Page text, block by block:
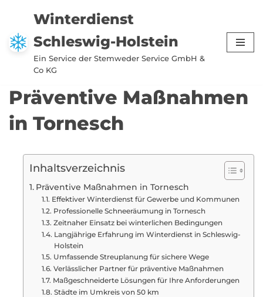
Zum
Inhalt
springen
Winterdienst
Schleswig-Holstein
Ein Service der Stemweder Service GmbH &
Co KG
Präventive Maßnahmen
in Tornesch
Inhaltsverzeichnis
Präventive Maßnahmen in Tornesch
Effektiver Winterdienst für Gewerbe und Kommunen
Professionelle Schneeräumung in Tornesch
Zeitnaher Einsatz bei winterlichen Bedingungen
Langjährige Erfahrung im Winterdienst in Schleswig-
Holstein
Umfassende Streuplanung für sichere Wege
Verlässlicher Partner für präventive Maßnahmen
Maßgeschneiderte Lösungen für Ihre Anforderungen
Städte im Umkreis von 50 km